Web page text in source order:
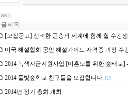
글 제 목
[모집공고] 신비한 곤충의 세계에 함께 할 수강
미국 해설협회 공인 해설가이드 자격증 과정 수
2014 녹색자금지원사업 [미혼모를 위한 숲태교]
2014 풀빛숲학교 친구들을 모집합니다. [1]
2014년 정기 총회 개최